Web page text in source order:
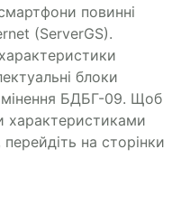
повинні
(ServerGS).
блоки
БДБГ-09. Щоб
характеристиками
на сторінки